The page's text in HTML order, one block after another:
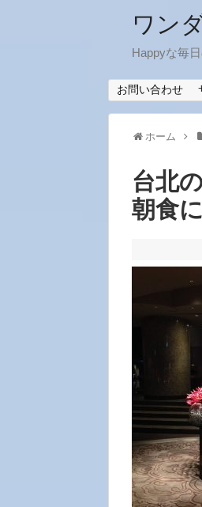
ワン
Happyな毎
お問い合わせ
ホーム
台北
朝食